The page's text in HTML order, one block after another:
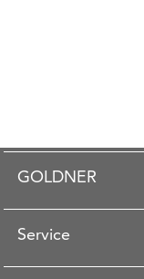
GOLDNER
Service